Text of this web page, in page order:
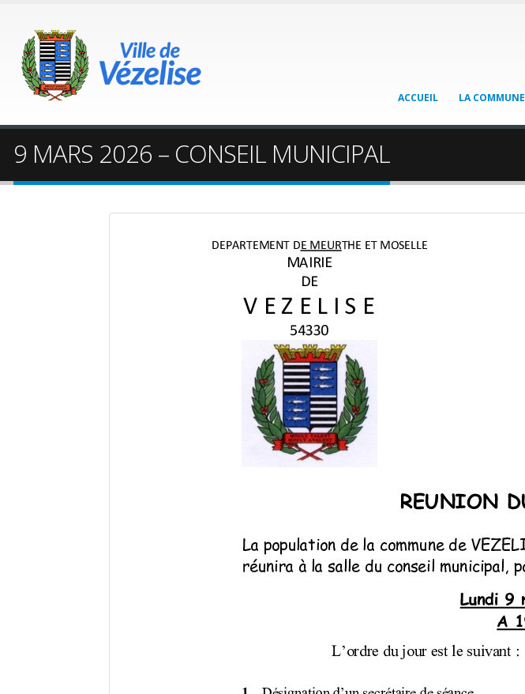
ACCUEIL LA COMMUNE
9 MARS 2026 – CONSEIL MUNICIPAL